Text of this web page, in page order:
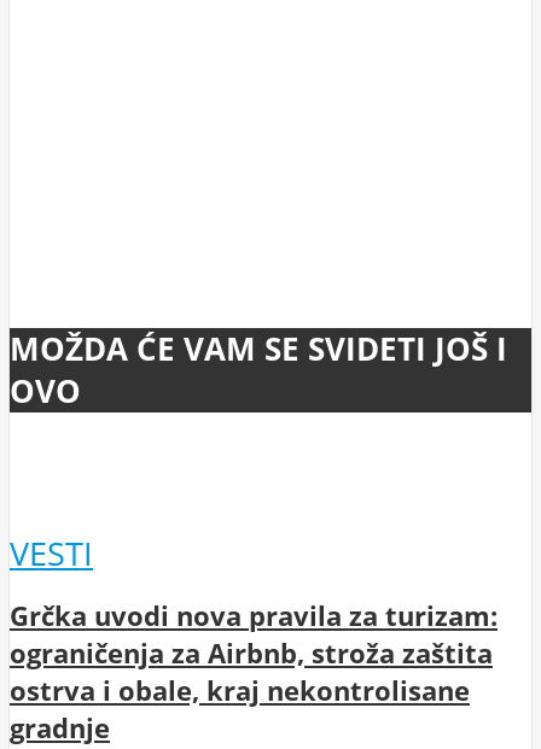
MOŽDA ĆE VAM SE SVIDETI JOŠ I
OVO
VESTI
Grčka uvodi nova pravila za turizam:
ograničenja za Airbnb, stroža zaštita
ostrva i obale, kraj nekontrolisane
gradnje